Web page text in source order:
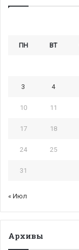
ПН ВТ
3 4
10 11
17 18
24 25
31
« Июл
Архивы